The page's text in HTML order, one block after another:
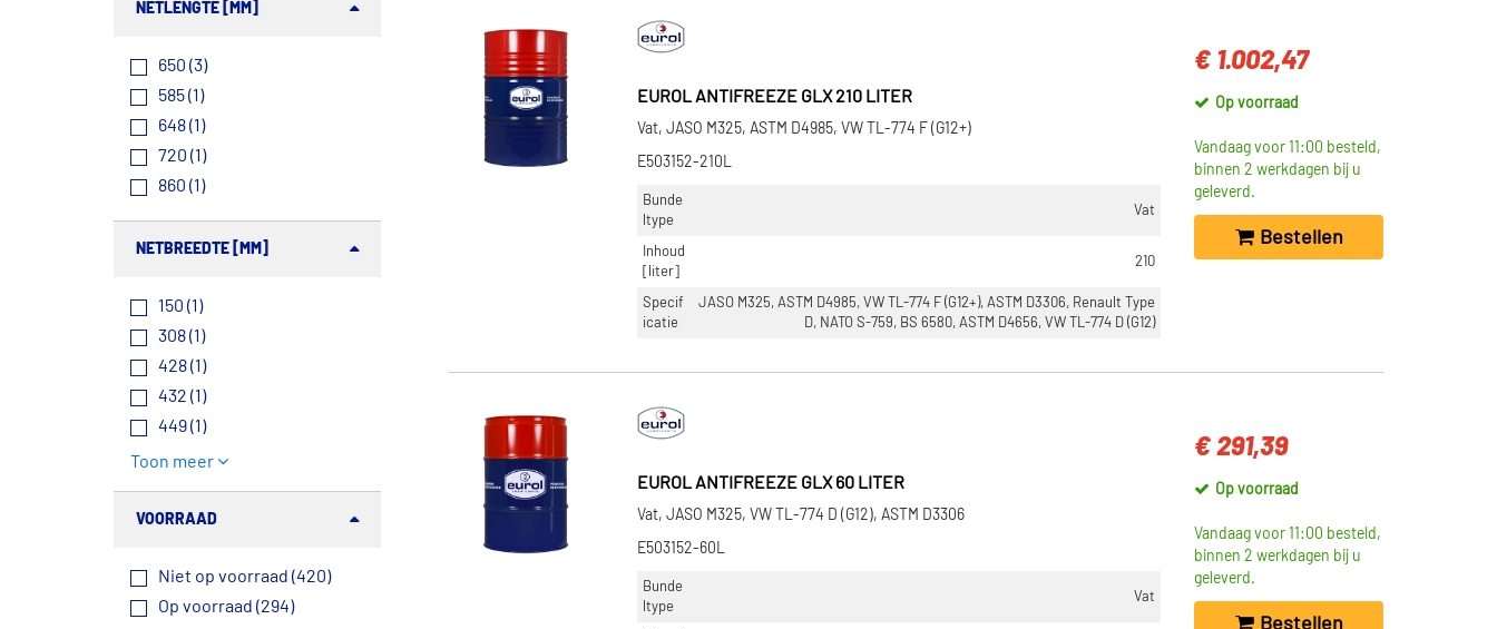
NETLENGTE [MM]
650 (3)
585 (1)
648 (1)
720 (1)
860 (1)
NETBREEDTE [MM]
150 (1)
308 (1)
428 (1)
432 (1)
449 (1)
Toon meer
VOORRAAD
Niet op voorraad (420)
Op voorraad (294)
EUROL ANTIFREEZE GLX 210 LITER
Vat, JASO M325, ASTM D4985, VW TL-774 F (G12+)
E503152-210L
Bunde
ltype
Vat
Inhoud
[liter]
210
Specif
icatie
JASO M325, ASTM D4985, VW TL-774 F (G12+), ASTM D3306, Renault Type
D, NATO S-759, BS 6580, ASTM D4656, VW TL-774 D (G12)
€ 1.002,47
Op voorraad
Vandaag voor 11:00 besteld,
binnen 2 werkdagen bij u
geleverd.
Bestellen
EUROL ANTIFREEZE GLX 60 LITER
Vat, JASO M325, VW TL-774 D (G12), ASTM D3306
E503152-60L
Bunde
ltype
Vat
€ 291,39
Op voorraad
Vandaag voor 11:00 besteld,
binnen 2 werkdagen bij u
geleverd.
Bestellen